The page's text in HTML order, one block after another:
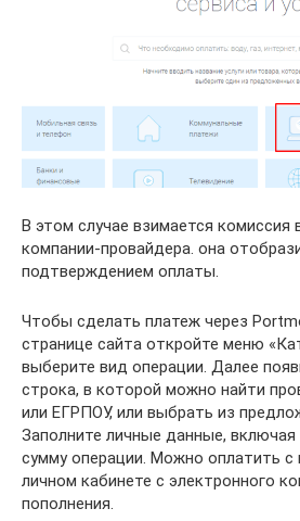
В этом случае взимается комиссия
компании-провайдера. она
подтверждением оплаты.
Чтобы сделать платеж через
странице сайта откройте меню
выберите вид операции. Далее
строка, в которой можно найти
или ЕГРПОУ, или выбрать из
Заполните личные данные,
сумму операции. Можно оплатить с
личном кабинете с электронного
пополнения.